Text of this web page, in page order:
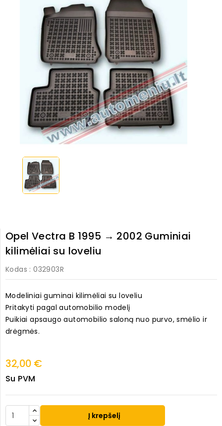
Opel Vectra B 1995 → 2002 Guminiai
kilimėliai su loveliu
Kodas : 032903R
Modeliniai guminai kilimėliai su loveliu
Pritakyti pagal automobilio modelį
Puikiai apsaugo automobilio saloną nuo purvo, smėlio ir
drėgmės.
32,00 €
Su PVM
Į krepšelį